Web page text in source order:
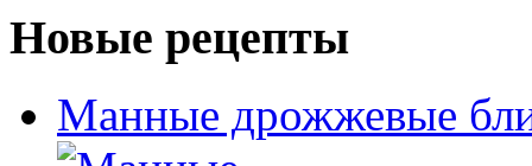
Новые рецепты
Манные дрожжевые